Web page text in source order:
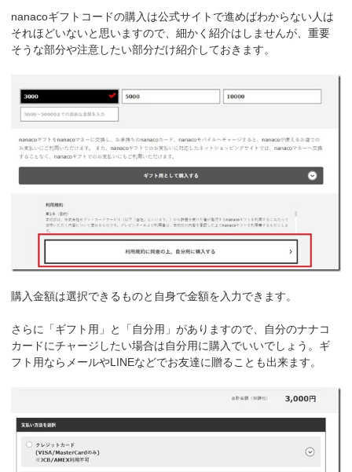
nanacoギフトコードの購入は公式サイトで進めばわからない人は
それほどいないと思いますので、細かく紹介はしませんが、重要
そうな部分や注意したい部分だけ紹介しておきます。
購入金額は選択できるものと自身で金額を入力できます。
さらに「ギフト用」と「自分用」がありますので、自分のナナコ
カードにチャージしたい場合は自分用に購入でいいでしょう。ギ
フト用ならメールやLINEなどでお友達に贈ることも出来ます。